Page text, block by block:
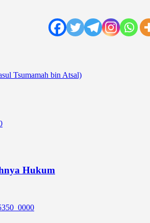
Tsumamah bin Atsal)
Hukum